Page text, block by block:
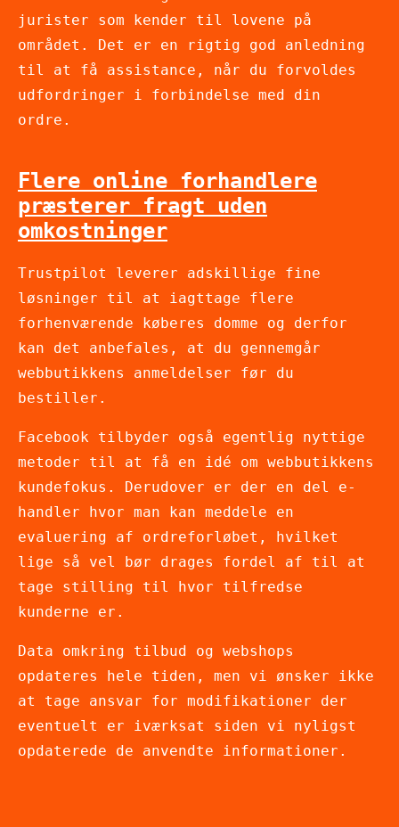
jurister som kender til lovene på
området. Det er en rigtig god anledning
til at få assistance, når du forvoldes
udfordringer i forbindelse med din
ordre.
Flere online forhandlere
præsterer fragt uden
omkostninger
Trustpilot leverer adskillige fine
løsninger til at iagttage flere
forhenværende køberes domme og derfor
kan det anbefales, at du gennemgår
webbutikkens anmeldelser før du
bestiller.
Facebook tilbyder også egentlig nyttige
metoder til at få en idé om webbutikkens
kundefokus. Derudover er der en del e-
handler hvor man kan meddele en
evaluering af ordreforløbet, hvilket
lige så vel bør drages fordel af til at
tage stilling til hvor tilfredse
kunderne er.
Data omkring tilbud og webshops
opdateres hele tiden, men vi ønsker ikke
at tage ansvar for modifikationer der
eventuelt er iværksat siden vi nyligst
opdaterede de anvendte informationer.